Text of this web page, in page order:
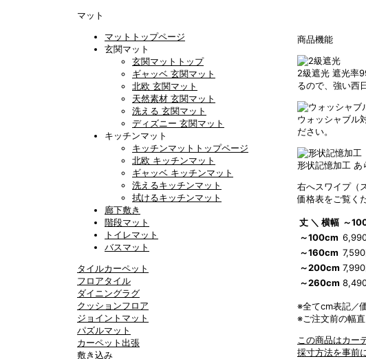
マット
マットトップページ
玄関マット
玄関マットトップ
ギャッベ 玄関マット
北欧 玄関マット
天然素材 玄関マット
洗える 玄関マット
ディズニー 玄関マット
キッチンマット
キッチンマットトップページ
北欧 キッチンマット
ギャッベ キッチンマット
洗えるキッチンマット
拭けるキッチンマット
廊下敷き
階段マット
トイレマット
バスマット
タイルカーペット
フロアタイル
ダイニングラグ
クッションフロア
ジョイントマット
パズルマット
カーペット出張
敷き込み
商品機能
2級遮光 遮光率
るので、強い西
ウォッシャブル
ださい。
形状記憶加工 あ
右へスワイプ（
価格表をご覧く
丈 ＼ 横幅 ～
～100cm
～160cm
～200cm
～260cm
※全てcm表記／
※ご注文前の幅
この商品はカー
採寸方法を事前